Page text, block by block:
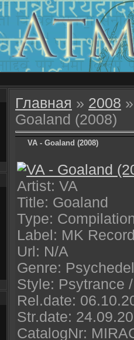
Главная » 2008 »
Goaland (2008)
VA - Goaland (2008)
Artist: VA
Title: Goaland
Type:
Label: MK
Url: N/A
Genre:
Style: Psytrance
Rel.date:
Str.date:
CatalogNr: